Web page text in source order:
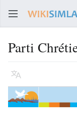
Parti
Langue